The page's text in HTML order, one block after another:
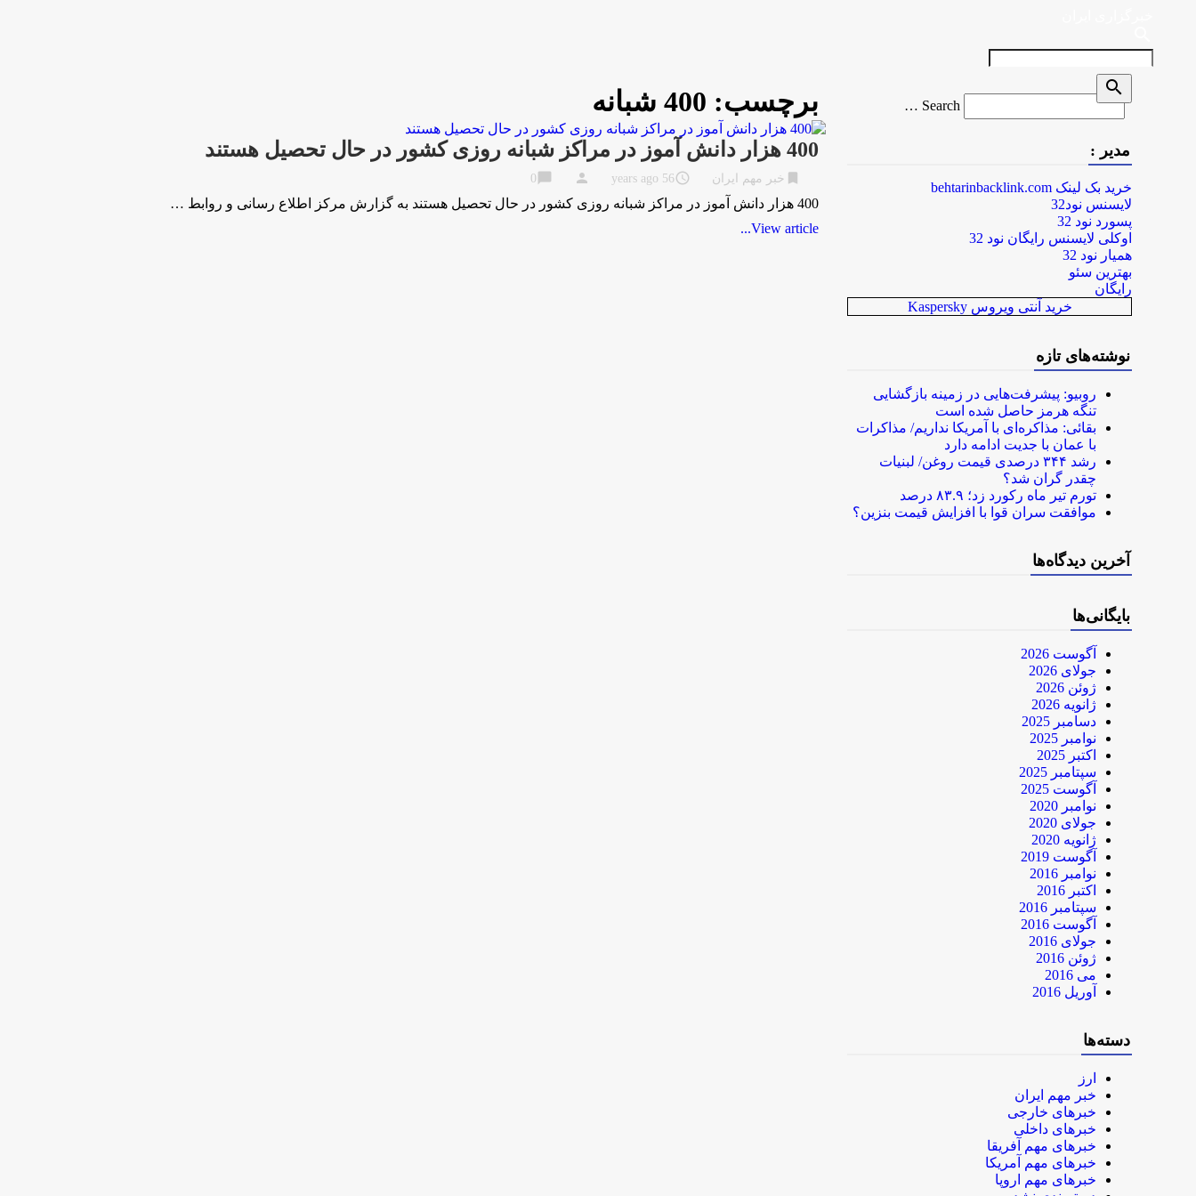
برچسب: 400 شبانه
400 هزار دانش آموز در مراکز شبانه روزی کشور در حال تحصیل هستند
خبر مهم ایران access_time
56 years ago
person
chat_bubble
0
400 هزار دانش آموز در مراکز شبانه روزی کشور در حال تحصیل هستند به گزارش مرکز اطلاع رسانی و روابط …
View article...
Search
for
Search …
search
مدیر :
خرید بک لینک behtarinbacklink.com
لایسنس نود32
پسورد نود 32
اوکلی لایسنس رایگان نود 32
همیار نود 32
بهترین سئو
رایگان
خرید آنتی ویروس Kaspersky
نوشته‌های تازه
روبیو: پیشرفت‌هایی در زمینه بازگشایی
تنگه هرمز حاصل شده است
بقائی: مذاکره‌ای با آمریکا نداریم/ مذاکرات
با عمان با جدیت ادامه دارد
رشد ۳۴۴ درصدی قیمت روغن/ لبنیات
چقدر گران شد؟
تورم تیر ماه رکورد زد؛ ۸۳.۹ درصد
موافقت سران قوا با افزایش قیمت بنزین؟
آخرین دیدگاه‌ها
بایگانی‌ها
آگوست 2026
جولای 2026
ژوئن 2026
ژانویه 2026
دسامبر 2025
نوامبر 2025
اکتبر 2025
سپتامبر 2025
آگوست 2025
نوامبر 2020
جولای 2020
ژانویه 2020
آگوست 2019
نوامبر 2016
اکتبر 2016
سپتامبر 2016
آگوست 2016
جولای 2016
ژوئن 2016
می 2016
آوریل 2016
دسته‌ها
ارز
خبر مهم ایران
خبرهای خارجی
خبرهای داخلی
خبرهای مهم آفریقا
خبرهای مهم آمریکا
خبرهای مهم اروپا